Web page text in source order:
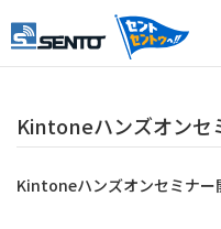
ント – オフ
ィスの快適
Kintoneハンズオンセ
Kintoneハンズオンセミナー